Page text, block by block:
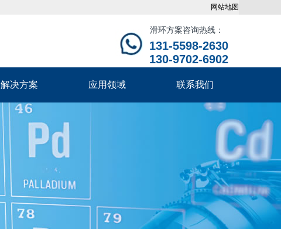
131-5598-2630
130-9702-6902
滑环方案咨询热线：
网站地图
解决方案 应用领域 联系我们